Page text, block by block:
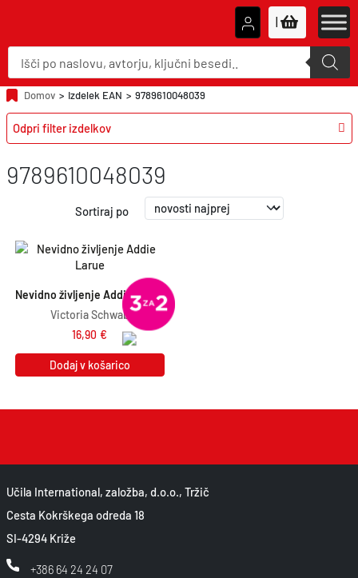
P
o
d
u
c
t
s
r
c
|
Domov > Izdelek EAN > 9789610048039
9789610048039
Sortiraj po
Nevidno življenje Addie Larue
Victoria Schwab
16,90 €
Dodaj v košarico
Odpri filter izdelkov
Učila International, založba, d.o.o., Tržič
Cesta Kokrškega odreda 18
SI-4294 Križe
+386 64 24 24 07